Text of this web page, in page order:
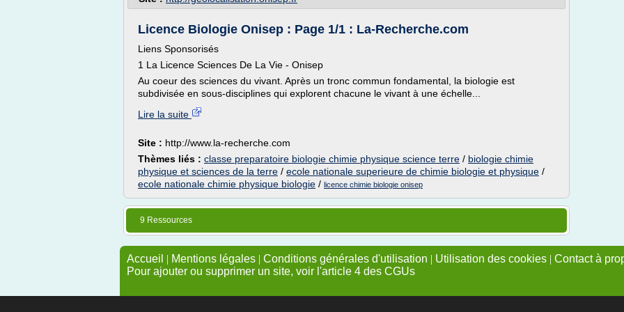
Licence Biologie Onisep : Page 1/1 : La-Recherche.com
Liens Sponsorisés
1 La Licence Sciences De La Vie - Onisep
Au coeur des sciences du vivant. Après un tronc commun fondamental, la biologie est
subdivisée en sous-disciplines qui explorent chacune le vivant à une échelle...
Lire la suite
Site : http://www.la-recherche.com
Thèmes liés : classe preparatoire biologie chimie physique science terre / biologie chimie
physique et sciences de la terre / ecole nationale superieure de chimie biologie et physique /
ecole nationale chimie physique biologie / licence chimie biologie onisep
9 Ressources
Accueil | Mentions légales | Conditions générales d'utilisation | Utilisation des cookies | Contact à
Pour ajouter ou supprimer un site, voir l'article 4 des CGUs